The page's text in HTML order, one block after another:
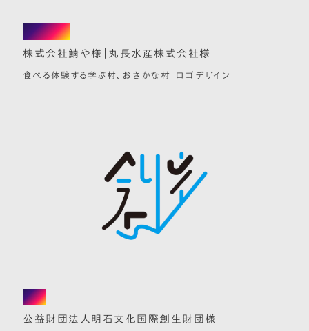
branding
株式会社鯖や様｜丸長水産株式会社様
食べる体験する学ぶ村、おさかな村｜ロゴデザイン
logo
公益財団法人明石文化国際創生財団様